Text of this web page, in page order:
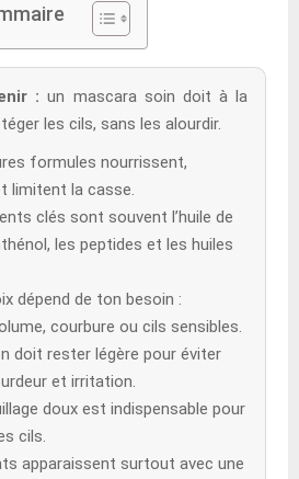
: un mascara soin doit à la
les cils, sans les alourdir.
formules nourrissent,
limitent la casse.
clés sont souvent l’huile de
les peptides et les huiles
dépend de ton besoin :
courbure ou cils sensibles.
doit rester légère pour éviter
et irritation.
doux est indispensable pour
cils.
apparaissent surtout avec une